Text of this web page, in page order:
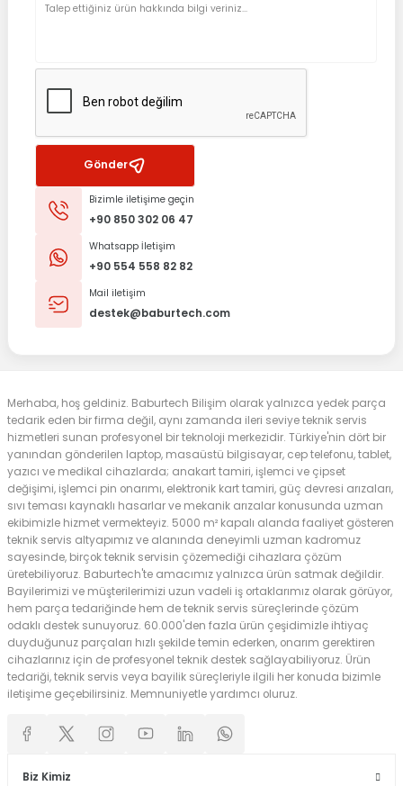
Gönder
Bizimle iletişime geçin
+90 850 302 06 47
Whatsapp İletişim
+90 554 558 82 82
Mail iletişim
destek@baburtech.com
Merhaba, hoş geldiniz. Baburtech Bilişim olarak yalnızca yedek parça
tedarik eden bir firma değil, aynı zamanda ileri seviye teknik servis
hizmetleri sunan profesyonel bir teknoloji merkezidir. Türkiye'nin dört bir
yanından gönderilen laptop, masaüstü bilgisayar, cep telefonu, tablet,
yazıcı ve medikal cihazlarda; anakart tamiri, işlemci ve çipset
değişimi, işlemci pin onarımı, elektronik kart tamiri, güç devresi arızaları,
sıvı teması kaynaklı hasarlar ve mekanik arızalar konusunda uzman
ekibimizle hizmet vermekteyiz. 5000 m² kapalı alanda faaliyet gösteren
teknik servis altyapımız ve alanında deneyimli uzman kadromuz
sayesinde, birçok teknik servisin çözemediği cihazlara çözüm
üretebiliyoruz. Baburtech'te amacımız yalnızca ürün satmak değildir.
Bayilerimizi ve müşterilerimizi uzun vadeli iş ortaklarımız olarak görüyor,
hem parça tedariğinde hem de teknik servis süreçlerinde çözüm
odaklı destek sunuyoruz. 60.000'den fazla ürün çeşidimizle ihtiyaç
duyduğunuz parçaları hızlı şekilde temin ederken, onarım gerektiren
cihazlarınız için de profesyonel teknik destek sağlayabiliyoruz. Ürün
tedariği, teknik servis veya bayilik süreçleriyle ilgili her konuda bizimle
iletişime geçebilirsiniz. Memnuniyetle yardımcı oluruz.
Biz Kimiz